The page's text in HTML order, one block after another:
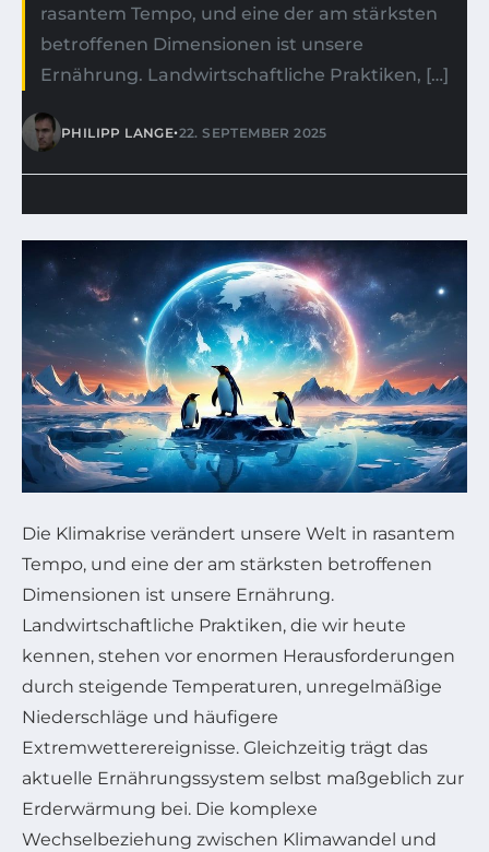
rasantem Tempo, und eine der am stärksten
betroffenen Dimensionen ist unsere
Ernährung. Landwirtschaftliche Praktiken, […]
PHILIPP LANGE•22. SEPTEMBER 2025
Die Klimakrise verändert unsere Welt in rasantem
Tempo, und eine der am stärksten betroffenen
Dimensionen ist unsere Ernährung.
Landwirtschaftliche Praktiken, die wir heute
kennen, stehen vor enormen Herausforderungen
durch steigende Temperaturen, unregelmäßige
Niederschläge und häufigere
Extremwetterereignisse. Gleichzeitig trägt das
aktuelle Ernährungssystem selbst maßgeblich zur
Erderwärmung bei. Die komplexe
Wechselbeziehung zwischen Klimawandel und